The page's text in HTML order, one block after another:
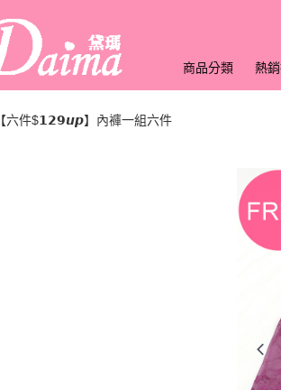
商品分類 熱
【六件$𝟭𝟮𝟵𝙪𝙥】內褲一組六件